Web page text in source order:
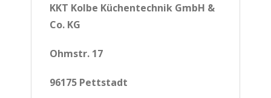
KKT Kolbe Küchentechnik GmbH &
Co. KG
Ohmstr. 17
96175 Pettstadt